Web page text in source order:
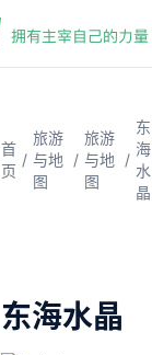
首
页
/
旅游
与地
图
/
旅游
与地
图
/
东
海
水
晶
东海水晶